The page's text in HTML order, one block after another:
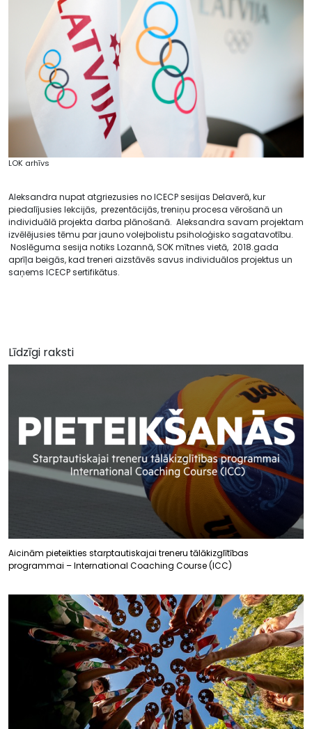
LOK arhīvs
Aleksandra nupat atgriezusies no ICECP sesijas Delaverā, kur
piedalījusies lekcijās, prezentācijās, treniņu procesa vērošanā un
individuālā projekta darba plānošanā. Aleksandra savam projektam
izvēlējusies tēmu par jauno volejbolistu psiholoģisko sagatavotību.
Noslēguma sesija notiks Lozannā, SOK mītnes vietā, 2018.gada
aprīļa beigās, kad treneri aizstāvēs savus individuālos projektus un
saņems ICECP sertifikātus.
Līdzīgi raksti
Aicinām pieteikties starptautiskajai treneru tālākizglītības
programmai – International Coaching Course (ICC)